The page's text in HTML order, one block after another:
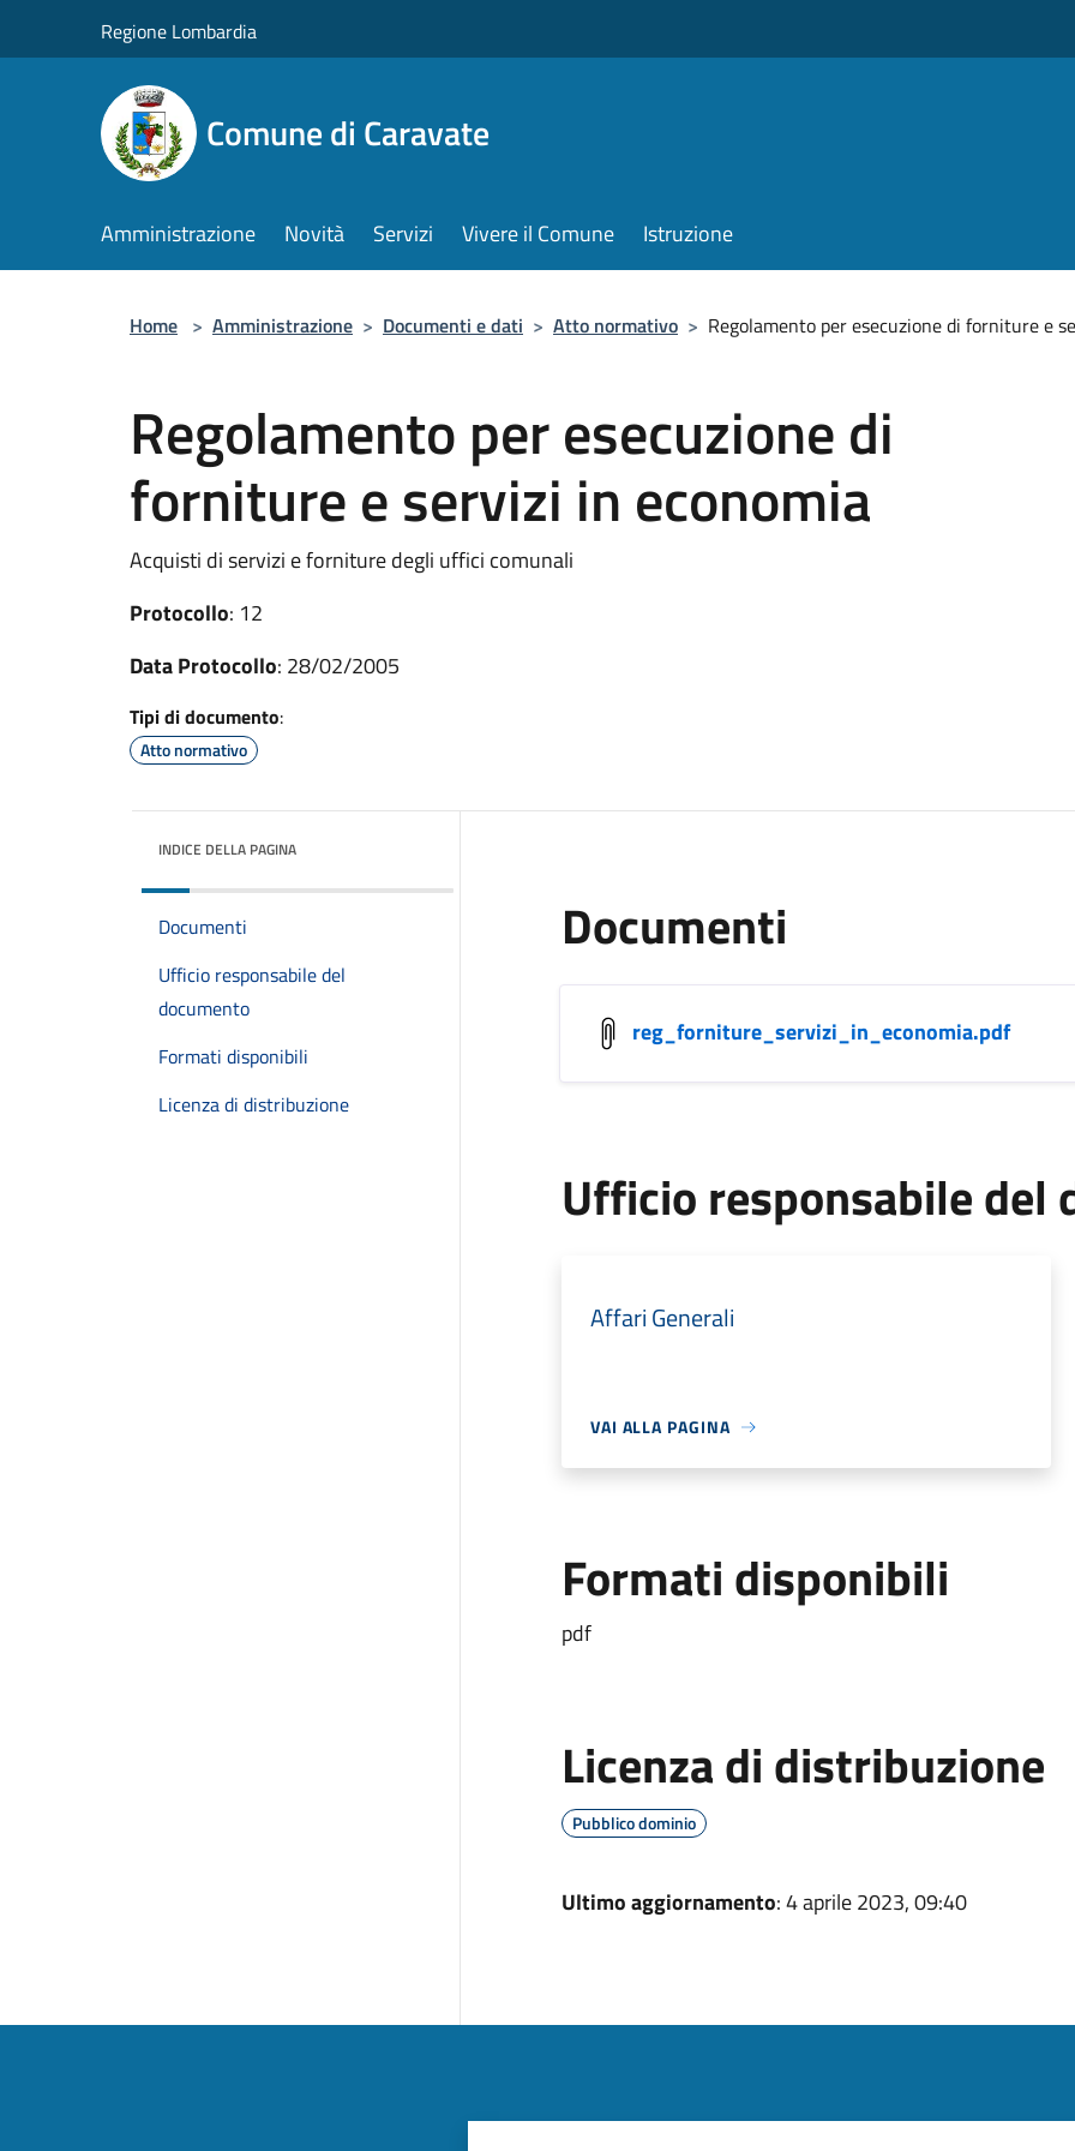
Regione Lombardia
Comune di Caravate
Amministrazione Novità Servizi Vivere il Comune Istruzione
Home > Amministrazione > Documenti e dati > Atto normativo > Regolamento per esecuzione di forniture e
Regolamento per esecuzione di
forniture e servizi in economia
Acquisti di servizi e forniture degli uffici comunali
Protocollo: 12
Data Protocollo: 28/02/2005
Tipi di documento:
Atto normativo
INDICE DELLA PAGINA
Documenti
Ufficio responsabile del
documento
Formati disponibili
Licenza di distribuzione
Documenti
reg_forniture_servizi_in_economia.pdf
Ufficio responsabile del
Affari Generali
VAI ALLA PAGINA
Formati disponibili
pdf
Licenza di distribuzione
Pubblico dominio
Ultimo aggiornamento: 4 aprile 2023, 09:40